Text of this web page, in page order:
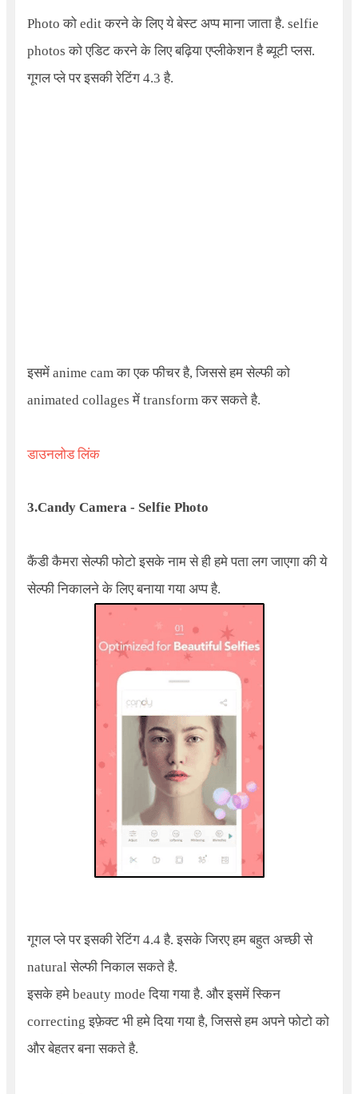
Photo को edit करने के लिए ये बेस्ट अप्प माना जाता है. selfie
photos को एडिट करने के लिए बढ़िया एप्लीकेशन है ब्यूटी प्लस.
गूगल प्ले पर इसकी रेटिंग 4.3 है.
इसमें anime cam का एक फीचर है, जिससे हम सेल्फी को
animated collages में transform कर सकते है.
डाउनलोड लिंक
3.Candy Camera - Selfie Photo
कैंडी कैमरा सेल्फी फोटो इसके नाम से ही हमे पता लग जाएगा की ये
सेल्फी निकालने के लिए बनाया गया अप्प है.
गूगल प्ले पर इसकी रेटिंग 4.4 है. इसके जिरए हम बहुत अच्छी से
natural सेल्फी निकाल सकते है.
इसके हमे beauty mode दिया गया है. और इसमें स्किन
correcting इफ़ेक्ट भी हमे दिया गया है, जिससे हम अपने फोटो को
और बेहतर बना सकते है.